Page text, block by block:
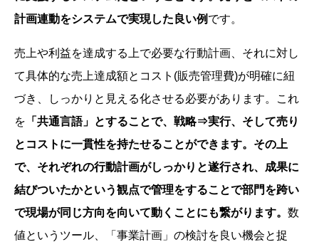
計画連動をシステムで実現した良い例 です。
売上や利益を達成する上で必要な行動計画、それに対し
て具体的な売上達成額とコスト(販売管理費)が明確に紐
づき、しっかりと見える化させる必要があります。これ
を 「共通言語」とすることで、戦略⇒実行、そして売り
とコストに一貫性を持たせることができます。その上
で、それぞれの行動計画がしっかりと遂行され、成果に
結びついたかという観点で管理をすることで部門を跨い
で現場が同じ方向を向いて動くことにも繋がります。 数
値というツール、「事業計画」の検討を良い機会と捉